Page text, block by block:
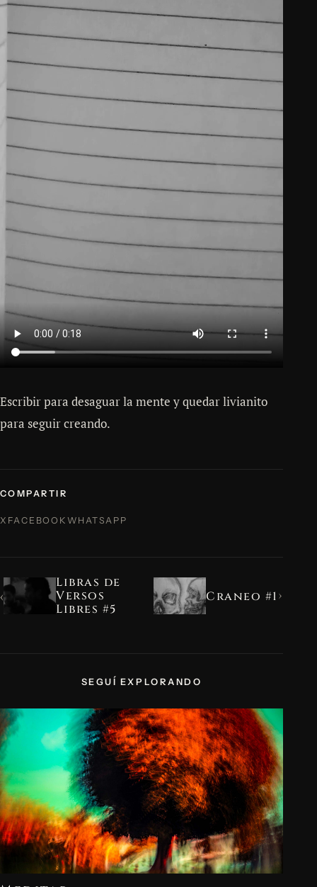
Escribir para desaguar la mente y quedar livianito
para seguir creando.
COMPARTIR
X FACEBOOK WHATSAPP
‹
Libras de
Versos
Libres #5
Craneo #1›
SEGUÍ EXPLORANDO